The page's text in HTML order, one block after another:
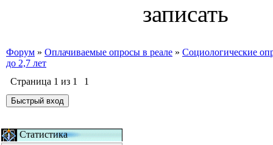
записать
Форум » Оплачиваемые опросы в реале » Социологические
до 2,7 лет
Страница 1 из 1 1
Статистика